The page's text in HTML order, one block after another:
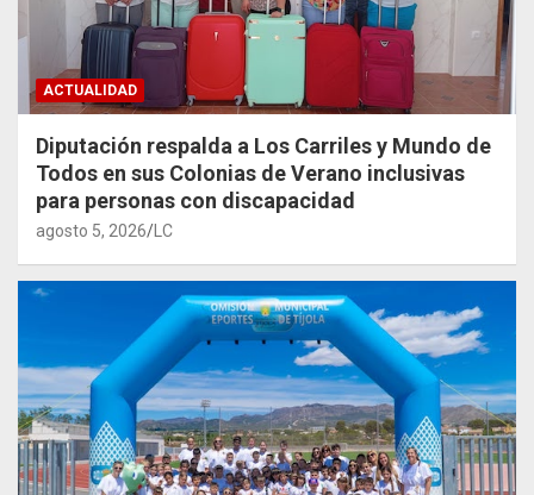
ACTUALIDAD
Diputación respalda a Los Carriles y Mundo de
Todos en sus Colonias de Verano inclusivas
para personas con discapacidad
agosto 5, 2026 LC